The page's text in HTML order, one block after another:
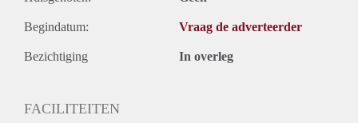
Begindatum: Vraag de adverteerder
Bezichtiging In overleg
FACILITEITEN